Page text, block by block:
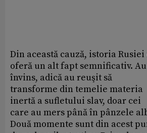
Din această cauză, istoria Rusiei
oferă un alt fapt semnificativ. Au
învins, adică au reuşit să
transforme din temelie materia
inertă a sufletului slav, doar cei
care au mers până în pânzele
Două momente sunt din acest